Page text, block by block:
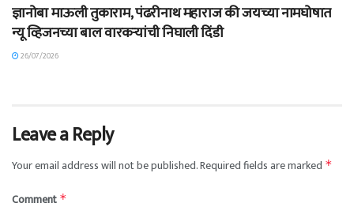
ज्ञानोबा माऊली तुकाराम, पंढरीनाथ महाराज की जयच्या नामघोषात
न्यू व्हिजनच्या बाल वारकऱ्यांची निघाली दिंडी
26/07/2026
Leave a Reply
Your email address will not be published.Required fields are marked *
*